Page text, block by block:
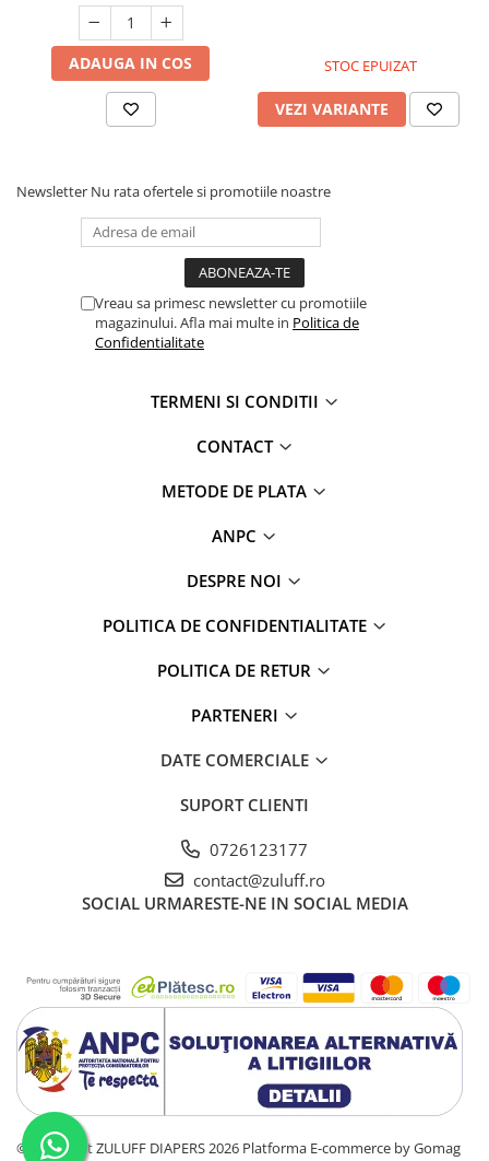
ADAUGA IN COS STOC EPUIZAT
VEZI VARIANTE
Newsletter Nu rata ofertele si promotiile noastre
Vreau sa primesc newsletter cu promotiile
magazinului. Afla mai multe in Politica de
Confidentialitate
TERMENI SI CONDITII
CONTACT
METODE DE PLATA
ANPC
DESPRE NOI
POLITICA DE CONFIDENTIALITATE
POLITICA DE RETUR
PARTENERI
DATE COMERCIALE
SUPORT CLIENTI
0726123177
contact@zuluff.ro
SOCIAL URMARESTE-NE IN SOCIAL MEDIA
©Copyright ZULUFF DIAPERS 2026 Platforma E-commerce by Gomag